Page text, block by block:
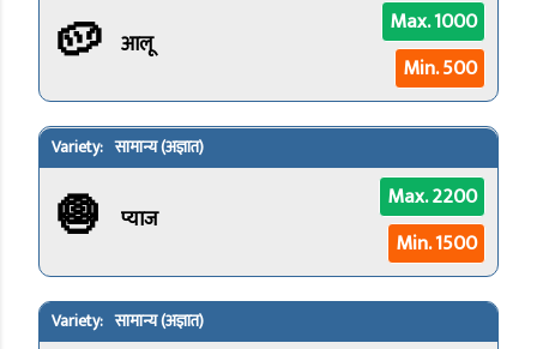
🥔 आलू
Max. 1000
Min. 500
सामान्य (अज्ञात)
🧅 प्याज
Max. 2200
Min. 1500
सामान्य (अज्ञात)